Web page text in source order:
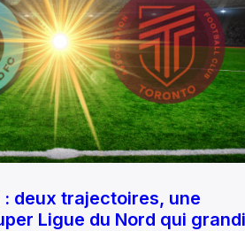
deux trajectoires, une
Ligue du Nord qui